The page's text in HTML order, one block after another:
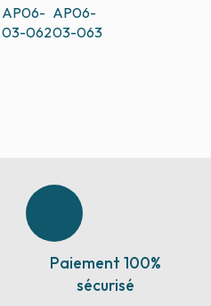
AP06-
03-062
AP06-
03-063
Paiement 100%
sécurisé